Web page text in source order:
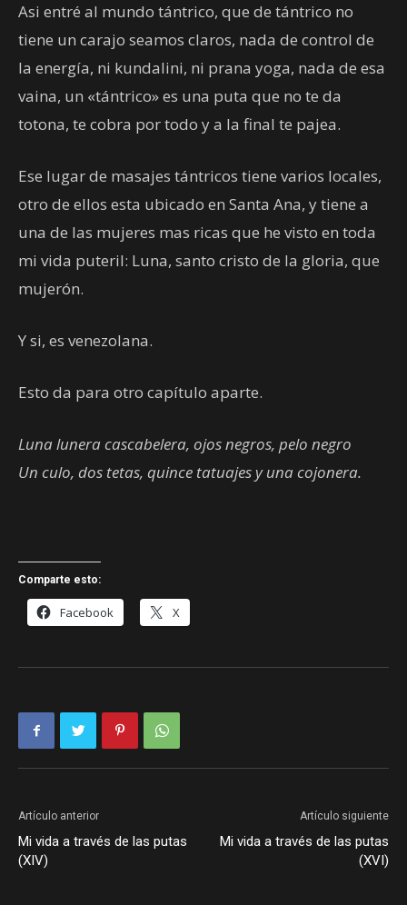
Asi entré al mundo tántrico, que de tántrico no
tiene un carajo seamos claros, nada de control de
la energía, ni kundalini, ni prana yoga, nada de esa
vaina, un «tántrico» es una puta que no te da
totona, te cobra por todo y a la final te pajea.
Ese lugar de masajes tántricos tiene varios locales,
otro de ellos esta ubicado en Santa Ana, y tiene a
una de las mujeres mas ricas que he visto en toda
mi vida puteril: Luna, santo cristo de la gloria, que
mujerón.
Y si, es venezolana.
Esto da para otro capítulo aparte.
Luna lunera cascabelera, ojos negros, pelo negro
Un culo, dos tetas, quince tatuajes y una cojonera.
Comparte esto:
Facebook X
Artículo anterior
Mi vida a través de las putas
(XIV)
Artículo siguiente
Mi vida a través de las putas
(XVI)